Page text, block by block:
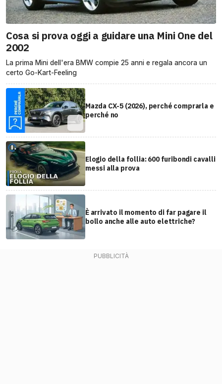
Cosa si prova oggi a guidare una Mini One del
2002
La prima Mini dell'era BMW compie 25 anni e regala ancora un
certo Go-Kart-Feeling
Mazda CX-5 (2026), perché comprarla e
perché no
Elogio della follia: 600 furibondi cavalli
messi alla prova
È arrivato il momento di far pagare il
bollo anche alle auto elettriche?